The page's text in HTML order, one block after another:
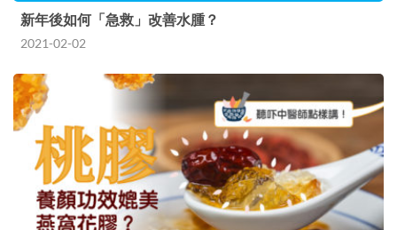
新年後如何「急救」改善水腫？
2021-02-02